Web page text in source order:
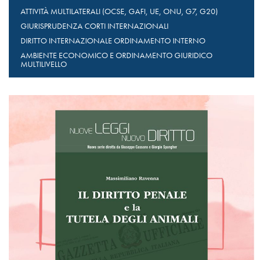
ATTIVITÀ MULTILATERALI (OCSE, GAFI, UE, ONU, G7, G20)
GIURISPRUDENZA CORTI INTERNAZIONALI
DIRITTO INTERNAZIONALE ORDINAMENTO INTERNO
AMBIENTE ECONOMICO E ORDINAMENTO GIURIDICO
MULTILIVELLO